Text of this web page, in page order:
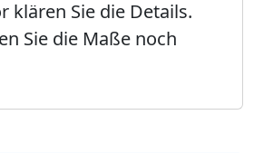
klären Sie die Details.
Sie die Maße noch